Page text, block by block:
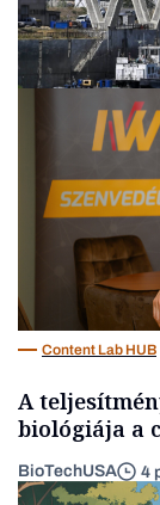
Content Lab HUB
A
biológiája a
BioTechUSA 4